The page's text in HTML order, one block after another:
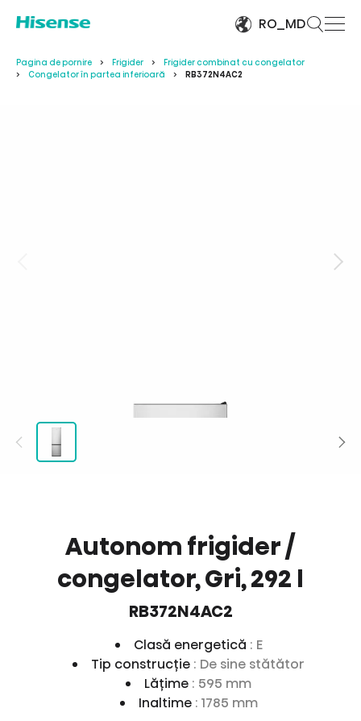
RO_MD
Pagina de pornire Frigider
Frigider combinat cu congelator
Congelator în partea inferioară
RB372N4AC2
Autonom frigider /
congelator, Gri, 292 l
RB372N4AC2
Clasă energetică : E
Tip construcţie : De sine stătător
Lăţime : 595 mm
Inaltime : 1785 mm